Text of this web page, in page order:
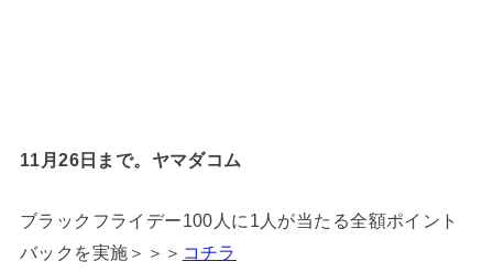
11月26日まで。ヤマダコム
ブラックフライデー100人に1人が当たる全額ポイント
バックを実施＞＞＞ コチラ